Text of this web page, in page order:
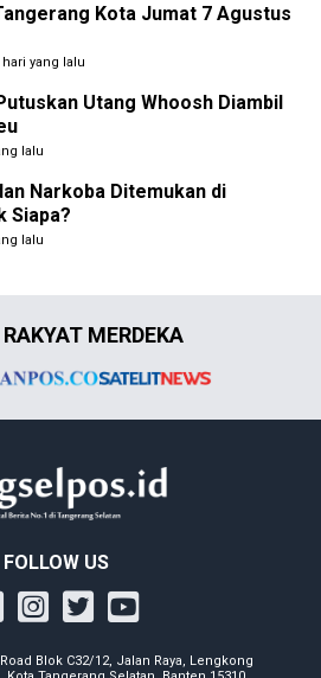
Kota Jumat 7 Agustus
yang lalu
Utang Whoosh Diambil
lalu
Narkoba Ditemukan di
Siapa?
lalu
MERDEKA
FOLLOW US
Blok C32/12, Jalan Raya, Lengkong